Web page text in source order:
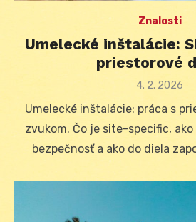
Znalosti
Umelecké inštalácie:
priestorové
Posted
4. 2. 2026
Umelecké inštalácie: práca s
zvukom. Čo je site-specific,
bezpečnosť a ako do diela